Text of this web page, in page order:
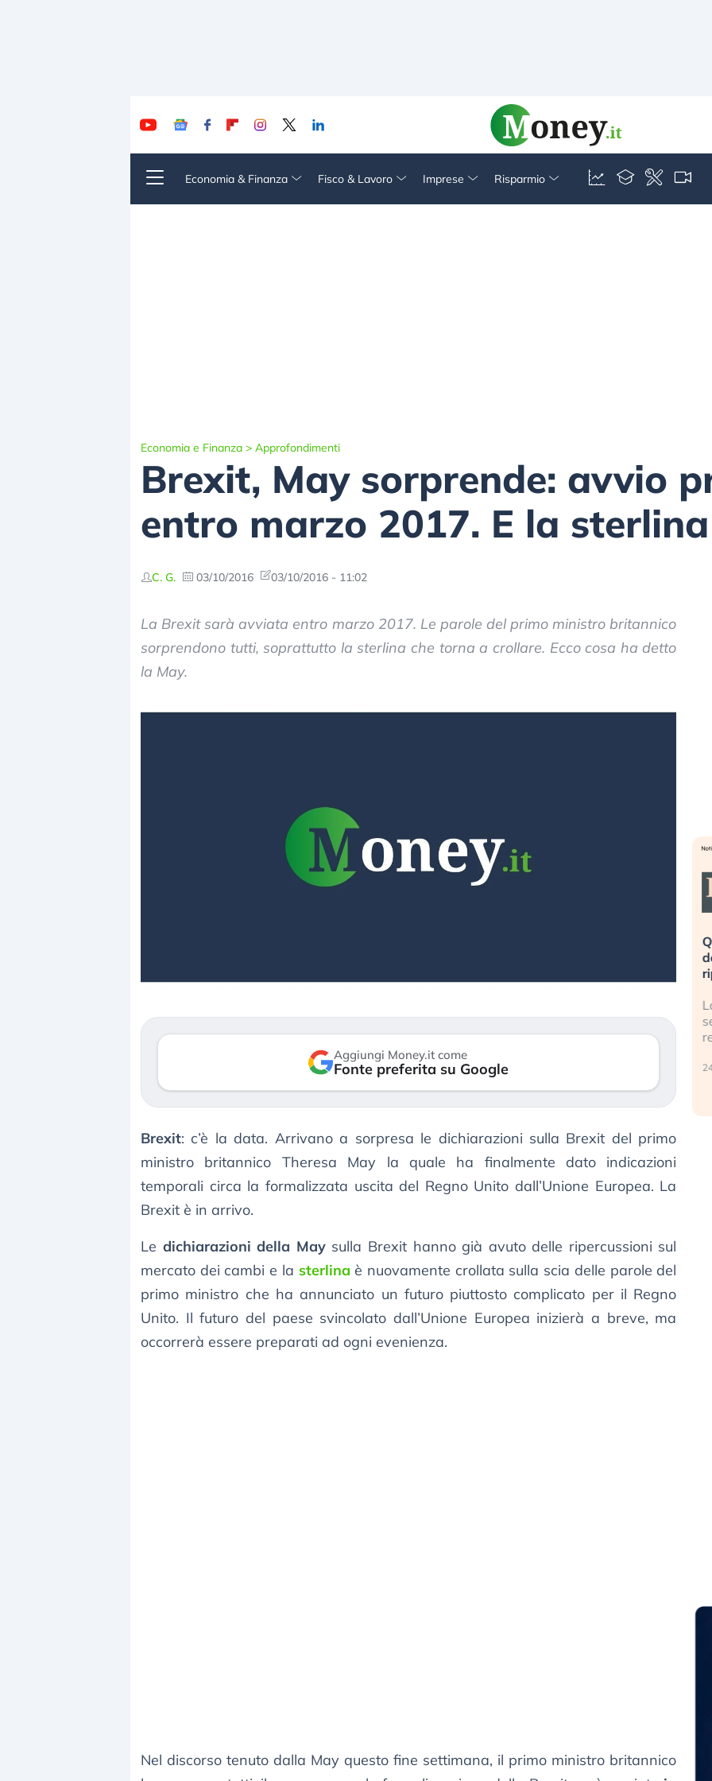
Economia & Finanza Fisco & Lavoro Imprese Risparmio
Economia e Finanza > Approfondimenti
Brexit, May sorprende: avvio
entro marzo 2017. E la
C. G. 03/10/2016 03/10/2016 - 11:02
La Brexit sarà avviata entro marzo 2017. Le parole del primo ministro britannico
sorprendono tutti, soprattutto la sterlina che torna a crollare. Ecco cosa ha detto
la May.
Aggiungi Money.it come
Fonte preferita su Google
Brexit: c’è la data. Arrivano a sorpresa le dichiarazioni sulla Brexit del primo
ministro britannico Theresa May la quale ha finalmente dato indicazioni
temporali circa la formalizzata uscita del Regno Unito dall’Unione Europea. La
Brexit è in arrivo.
Le dichiarazioni della Maysulla Brexit hanno già avuto delle ripercussioni sul
mercato dei cambi e la sterlina è nuovamente crollata sulla scia delle parole del
primo ministro che ha annunciato un futuro piuttosto complicato per il Regno
Unito. Il futuro del paese svincolato dall’Unione Europea inizierà a breve, ma
occorrerà essere preparati ad ogni evenienza.
Nel discorso tenuto dalla May questo fine settimana, il primo ministro britannico
mostrando segni di stanchezza
verso le (…)
Kospi, mentre gli investitori retail (…)
30 luglio 2026